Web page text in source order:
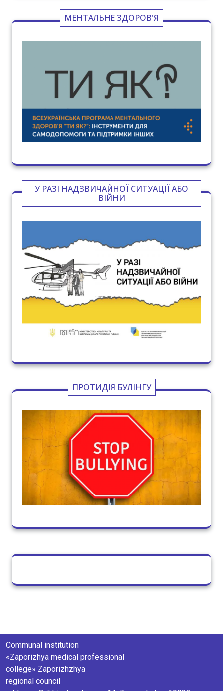
МЕНТАЛЬНЕ ЗДОРОВ'Я
У РАЗІ НАДЗВИЧАЙНОЇ СИТУАЦІЇ АБО
ВІЙНИ
ПРОТИДІЯ БУЛІНГУ
Communal institution
«Zaporizhya medical professional
college» Zaporizhzhya
regional council